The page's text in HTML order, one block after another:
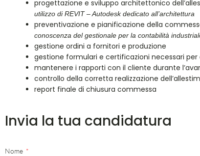
progettazione e sviluppo architettonico
utilizzo di REVIT – Autodesk dedicato all’architettura
preventivazione e pianificazione della
conoscenza del gestionale per la contabilità
gestione ordini a fornitori e produzione
gestione formulari e certificazioni necessari
mantenere i rapporti con il cliente durante
controllo della corretta realizzazione
report finale di chiusura commessa
Invia la tua candidatura
Nome